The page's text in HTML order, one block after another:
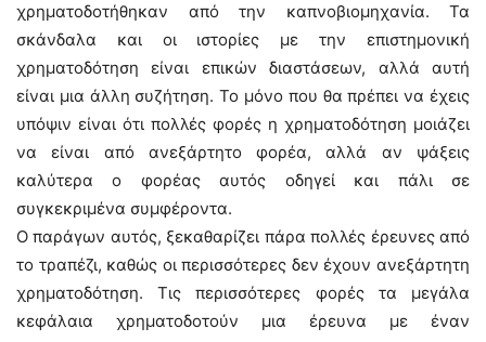
χρηματοδοτήθηκαν από την καπνοβιομηχανία. Τα
σκάνδαλα και οι ιστορίες με την επιστημονική
χρηματοδότηση είναι επικών διαστάσεων, αλλά αυτή
είναι μια άλλη συζήτηση. Το μόνο που θα πρέπει να έχεις
υπόψιν είναι ότι πολλές φορές η χρηματοδότηση μοιάζει
να είναι από ανεξάρτητο φορέα, αλλά αν ψάξεις
καλύτερα ο φορέας αυτός οδηγεί και πάλι σε
συγκεκριμένα συμφέροντα.
Ο παράγων αυτός, ξεκαθαρίζει πάρα πολλές έρευνες από
το τραπέζι, καθώς οι περισσότερες δεν έχουν ανεξάρτητη
χρηματοδότηση. Τις περισσότερες φορές τα μεγάλα
κεφάλαια χρηματοδοτούν μια έρευνα με έναν